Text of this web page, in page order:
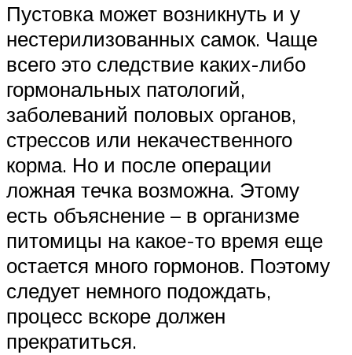
Пустовка может возникнуть и у
нестерилизованных самок. Чаще
всего это следствие каких-либо
гормональных патологий,
заболеваний половых органов,
стрессов или некачественного
корма. Но и после операции
ложная течка возможна. Этому
есть объяснение – в организме
питомицы на какое-то время еще
остается много гормонов. Поэтому
следует немного подождать,
процесс вскоре должен
прекратиться.